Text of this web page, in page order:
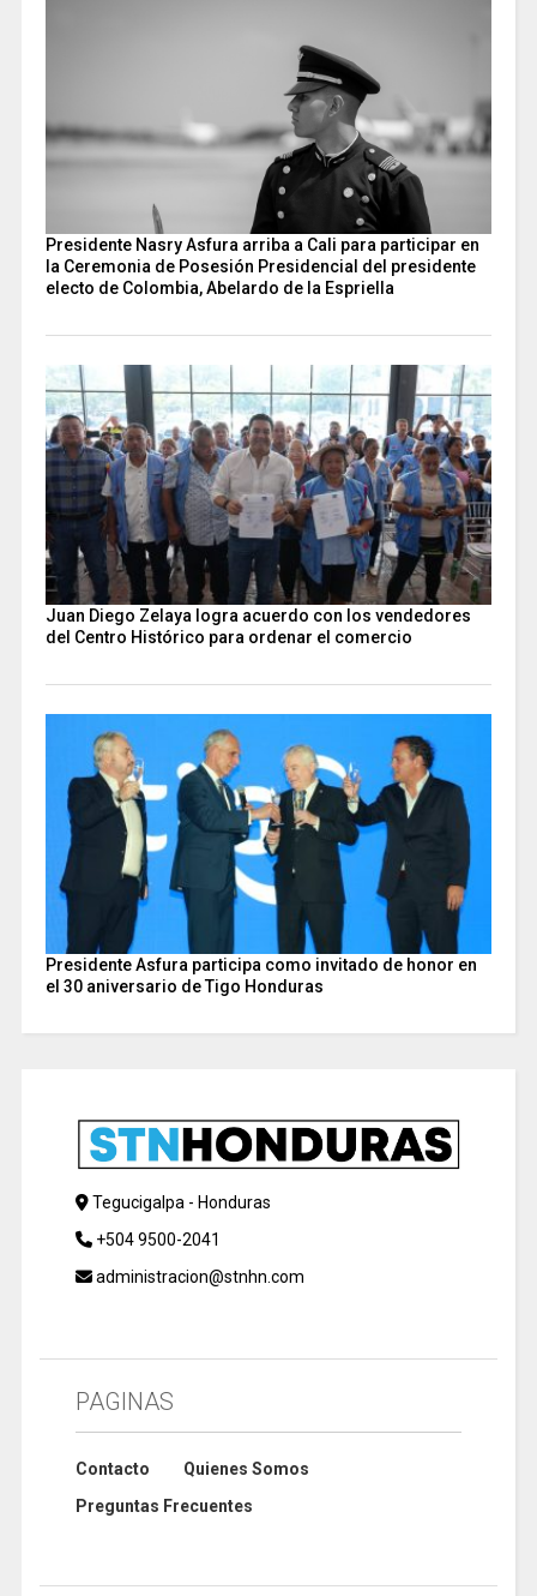
Presidente Nasry Asfura arriba a Cali para participar en
la Ceremonia de Posesión Presidencial del presidente
electo de Colombia, Abelardo de la Espriella
Juan Diego Zelaya logra acuerdo con los vendedores
del Centro Histórico para ordenar el comercio
Presidente Asfura participa como invitado de honor en
el 30 aniversario de Tigo Honduras
Tegucigalpa - Honduras
+504 9500-2041
administracion@stnhn.com
PAGINAS
Contacto
Quienes Somos
Preguntas Frecuentes